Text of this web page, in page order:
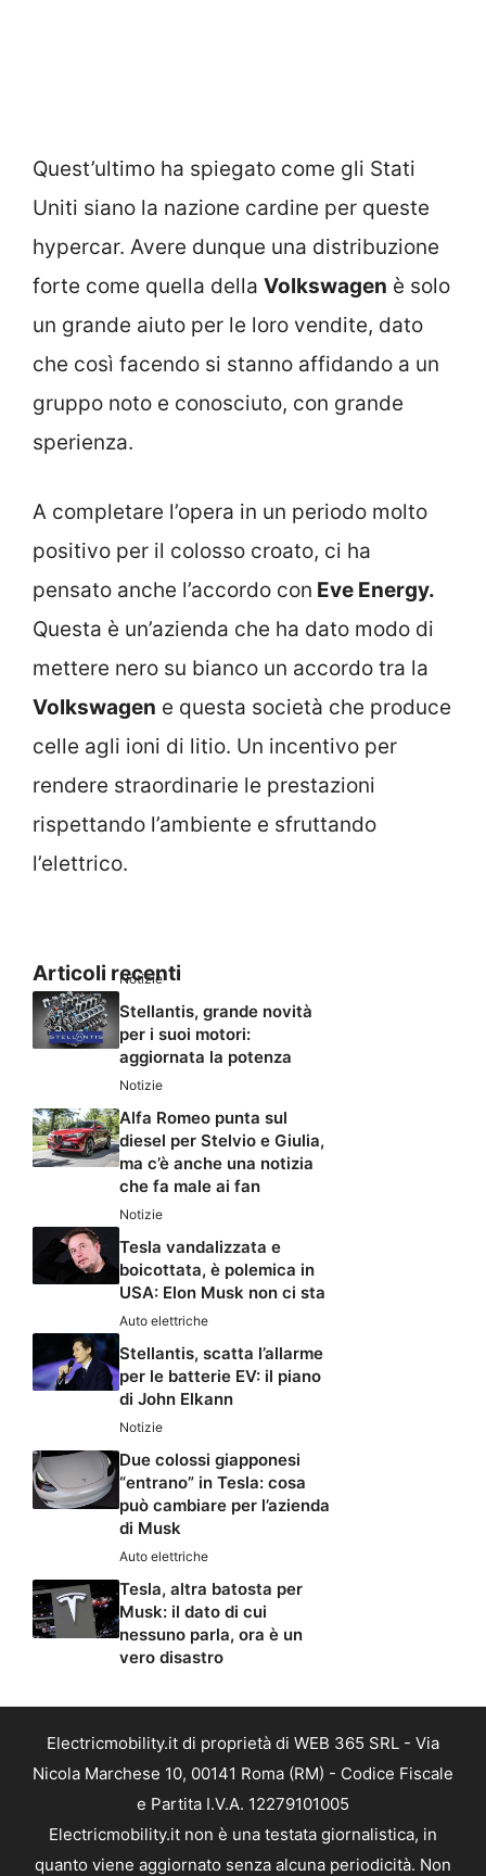
Quest’ultimo ha spiegato come gli Stati
Uniti siano la nazione cardine per queste
hypercar. Avere dunque una distribuzione
forte come quella della Volkswagen è solo
un grande aiuto per le loro vendite, dato
che così facendo si stanno affidando a un
gruppo noto e conosciuto, con grande
sperienza.
A completare l’opera in un periodo molto
positivo per il colosso croato, ci ha
pensato anche l’accordo con Eve Energy.
Questa è un’azienda che ha dato modo di
mettere nero su bianco un accordo tra la
Volkswagen e questa società che produce
celle agli ioni di litio. Un incentivo per
rendere straordinarie le prestazioni
rispettando l’ambiente e sfruttando
l’elettrico.
Articoli recenti
Notizie
Stellantis, grande novità
per i suoi motori:
aggiornata la potenza
Notizie
Alfa Romeo punta sul
diesel per Stelvio e Giulia,
ma c’è anche una notizia
che fa male ai fan
Notizie
Tesla vandalizzata e
boicottata, è polemica in
USA: Elon Musk non ci sta
Auto elettriche
Stellantis, scatta l’allarme
per le batterie EV: il piano
di John Elkann
Notizie
Due colossi giapponesi
“entrano” in Tesla: cosa
può cambiare per l’azienda
di Musk
Auto elettriche
Tesla, altra batosta per
Musk: il dato di cui
nessuno parla, ora è un
vero disastro
Electricmobility.it di proprietà di WEB 365 SRL - Via
Nicola Marchese 10, 00141 Roma (RM) - Codice Fiscale
e Partita I.V.A. 12279101005
Electricmobility.it non è una testata giornalistica, in
quanto viene aggiornato senza alcuna periodicità. Non